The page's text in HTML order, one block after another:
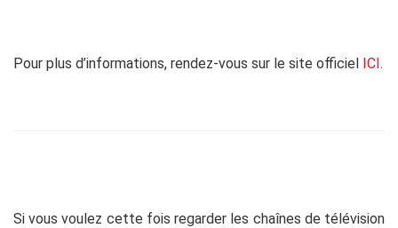
Pour plus d’informations, rendez-vous sur le site officiel ICI.
Si vous voulez cette fois regarder les chaînes de télévision